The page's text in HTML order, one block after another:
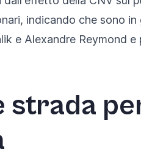
indicando che sono
e Alexandre Reymond
strada